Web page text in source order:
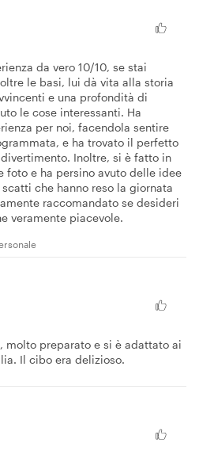
da vero 10/10, se stai
le basi, lui dà vita alla storia
e una profondità di
le cose interessanti. Ha
per noi, facendola sentire
e ha trovato il perfetto
Inoltre, si è fatto in
e ha persino avuto delle idee
che hanno reso la giornata
raccomandato se desideri
veramente piacevole.
molto preparato e si è adattato ai
Il cibo era delizioso.